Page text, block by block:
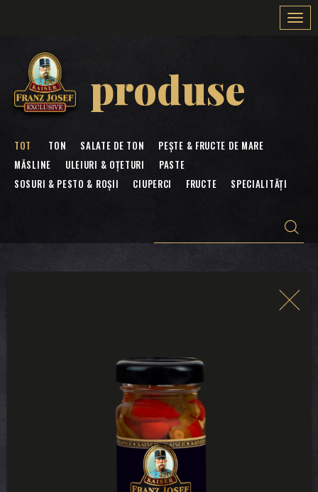
produse
TOT TON SALATE DE TON
PEȘTE & FRUCTE DE MARE
MĂSLINE
ULEIURI & OȚETURI
PASTE
SOSURI & PESTO & ROȘII
CIUPERCI FRUCTE SPECIALITĂȚI